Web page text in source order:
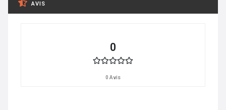
AVIS
0
0 Avis